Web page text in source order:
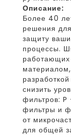
Описание:
Более 40
решения
защиту
процессы.
снизить
фильтров:
фильтры и
от
для общей